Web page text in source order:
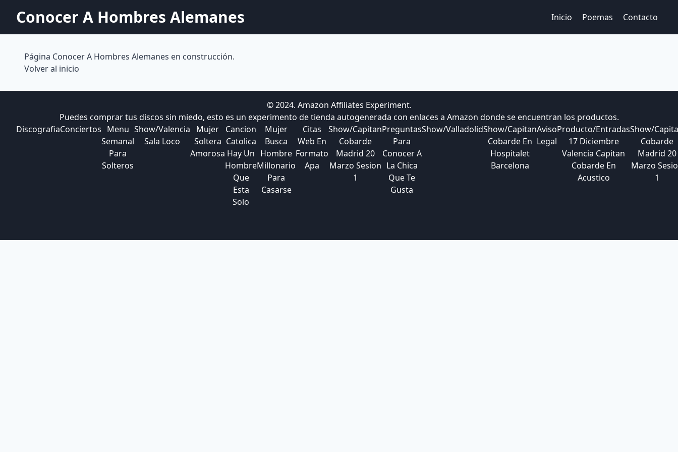
Conocer A Hombres Alemanes Inicio Poemas Contacto
Página Conocer A Hombres Alemanes en construcción.
Volver al inicio
© 2024. Amazon Affiliates Experiment.
Puedes comprar tus discos sin miedo, esto es un experimento de tienda autogenerada con enlaces a Amazon donde se encuentran los productos.
DiscografiaConciertos Menu
Semanal
Para
Solteros
Show/Valencia
Sala Loco
Mujer
Soltera
Amorosa
Cancion
Catolica
Hay Un
Hombre
Que
Esta
Solo
Mujer
Busca
Hombre
Millonario
Para
Casarse
Citas
Web En
Formato
Apa
Show/Capitan
Cobarde
Madrid 20
Marzo Sesion
1
Preguntas
Para
Conocer A
La Chica
Que Te
Gusta
Show/ValladolidShow/Capitan
Cobarde En
Hospitalet
Barcelona
Aviso
Legal
Producto/Entradas
17 Diciembre
Valencia Capitan
Cobarde En
Acustico
Show/
Cobarde
Madrid 20
Marzo
1